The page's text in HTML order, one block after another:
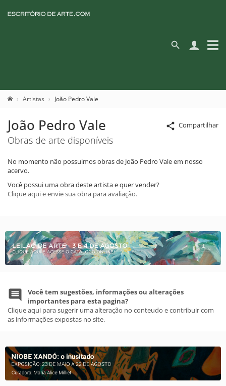
Artistas João Pedro Vale
Compartilhar
João Pedro Vale
Obras de arte disponíveis
No momento não possuimos obras de João Pedro Vale em nosso
acervo.
Você possui uma obra deste artista e quer vender?
Clique aqui e envie sua obra para avaliação.
Você tem sugestões, informações ou alterações
importantes para esta pagina?
Clique aqui para sugerir uma alteração no conteudo e contribuir com
as informações expostas no site.